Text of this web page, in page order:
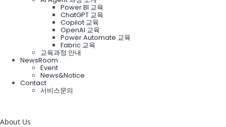
Power BI 교육
ChatGPT 교육
Copilot 교육
OpenAI 교육
Power Automate 교육
Fabric 교육
교육과정 안내
NewsRoom
Event
News&Notice
Contact
서비스문의
About Us